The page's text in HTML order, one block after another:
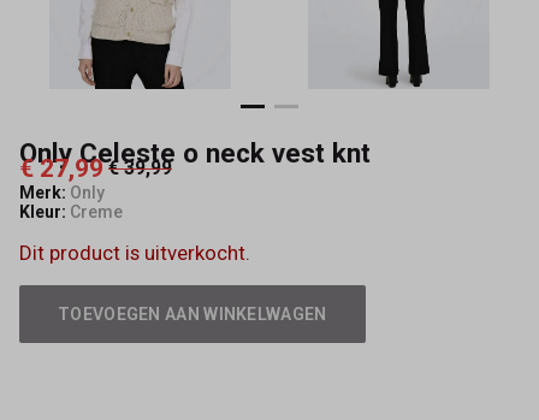
Only Celeste o neck vest knt
€ 27,99 € 39,99
Merk: Only
Kleur: Creme
Dit product is uitverkocht.
TOEVOEGEN AAN WINKELWAGEN